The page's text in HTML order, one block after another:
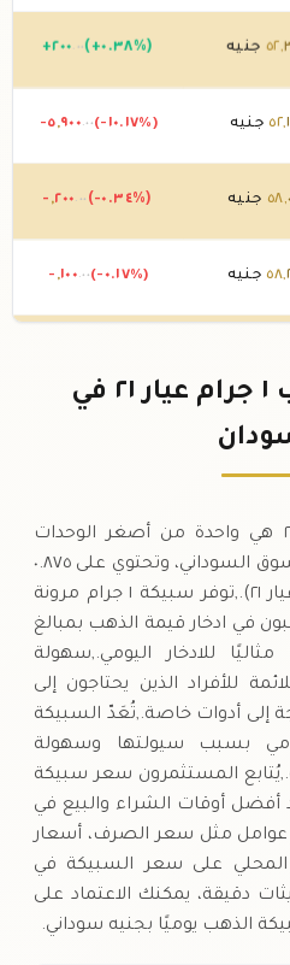
٥٢, جنيه +٢٠٠ .٠٠ (+٠.٣٨%)
٥٢, جنيه -٥,٩٠٠ .٠٠ (-١٠.١٧%)
٥٨, جنيه - ,٢٠٠ .٠٠ (-٠.٣٤%)
٥٨, جنيه - ,١٠٠ .٠٠ (-٠.١٧%)
٦٣جنيه
عن سبيكة ذهب ١ جرام عيار ٢١ في
سبيكة ذهب ١ جرام عيار ٢١ هي واحدة من أصغر الوحدات
المتاحة للمستثمرين في السوق السوداني، وتحتوي على ٠.٨٧٥
جرام من الذهب الخالص (عيار ٢١).,توفر سبيكة ١ جرام مرونة
في ادخار قيمة الذهب بمبالغ
للادخار اليومي.,سهولة
للأفراد الذين يحتاجون إلى
إلى أدوات خاصة.,تُعَدّ السبيكة
بسبب سيولتها وسهولة
المستثمرون سعر سبيكة
لتحديد أفضل أوقات الشراء والبيع في
عوامل مثل سعر الصرف، أسعار
المحلي على سعر السبيكة في
دقيقة، يمكنك الاعتماد على
الذهب يوميًا بجنيه سوداني.